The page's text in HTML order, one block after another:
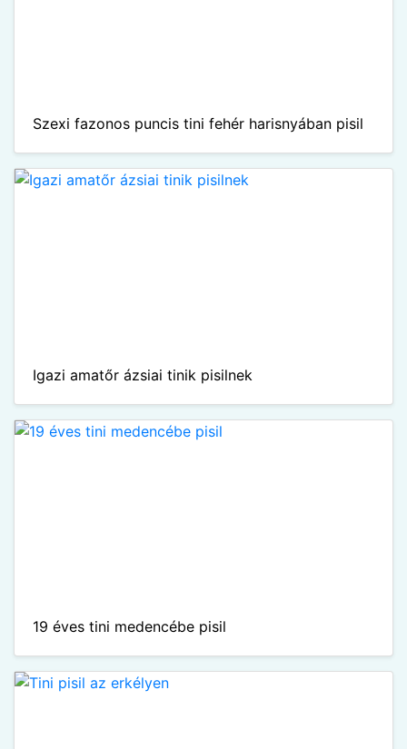
Szexi fazonos puncis tini fehér harisnyában pisil
Igazi amatőr ázsiai tinik pisilnek
19 éves tini medencébe pisil